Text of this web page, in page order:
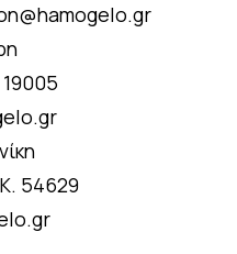
54629